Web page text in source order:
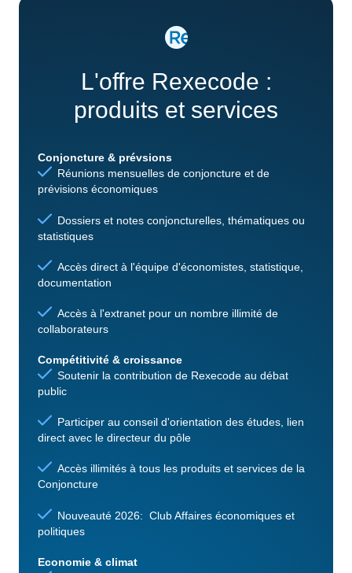
L'offre Rexecode :
produits et services
Conjoncture & prévsions
Réunions mensuelles de conjoncture et de
prévisions économiques
Dossiers et notes conjoncturelles, thématiques ou
statistiques
Accès direct à l'équipe d'économistes, statistique,
documentation
Accès à l'extranet pour un nombre illimité de
collaborateurs
Compétitivité & croissance
Soutenir la contribution de Rexecode au débat
public
Participer au conseil d'orientation des études, lien
direct avec le directeur du pôle
Accès illimités à tous les produits et services de la
Conjoncture
Nouveauté 2026: Club Affaires économiques et
politiques
Economie & climat